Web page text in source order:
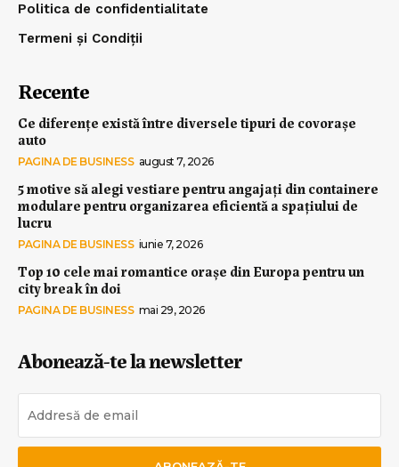
Politica de confidentialitate
Termeni și Condiții
Recente
Ce diferențe există între diversele tipuri de covorașe
auto
PAGINA DE BUSINESS august 7, 2026
5 motive să alegi vestiare pentru angajați din containere
modulare pentru organizarea eficientă a spațiului de
lucru
PAGINA DE BUSINESS iunie 7, 2026
Top 10 cele mai romantice orașe din Europa pentru un
city break în doi
PAGINA DE BUSINESS mai 29, 2026
Abonează-te la newsletter